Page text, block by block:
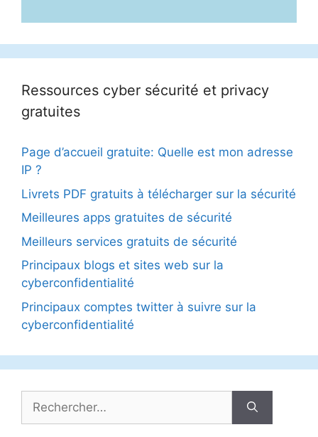
Ressources cyber sécurité et privacy
gratuites
Page d’accueil gratuite: Quelle est mon adresse
IP ?
Livrets PDF gratuits à télécharger sur la sécurité
Meilleures apps gratuites de sécurité
Meilleurs services gratuits de sécurité
Principaux blogs et sites web sur la
cyberconfidentialité
Principaux comptes twitter à suivre sur la
cyberconfidentialité